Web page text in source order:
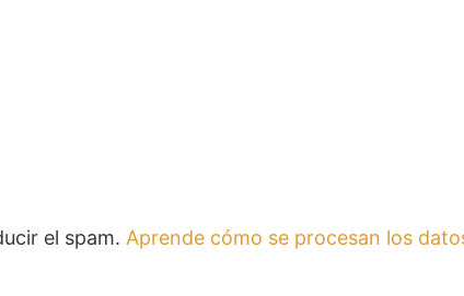
el spam. Aprende cómo se procesan los